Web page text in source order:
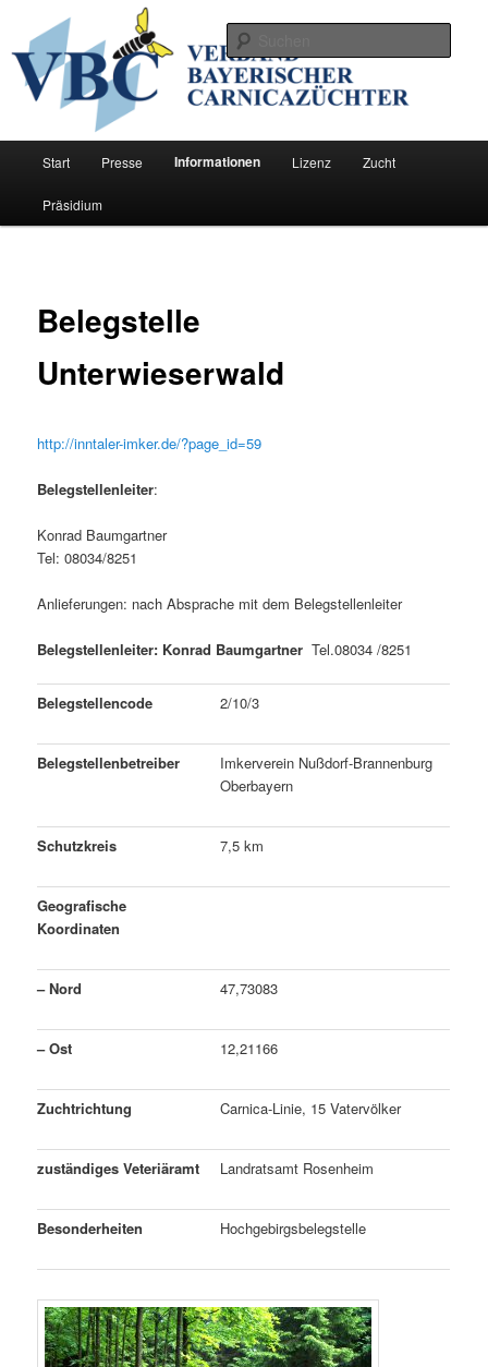
primären
Inhalt
springenVerband Bayerischer
Carnicazüchter
Förderung der Zucht der Bienenrasse Carnica in Bayern
Start Presse Informationen Lizenz Zucht
Präsidium
Belegstelle
Unterwieserwald
http://inntaler-imker.de/?page_id=59
Belegstellenleiter:
Konrad Baumgartner
Tel: 08034/8251
Anlieferungen: nach Absprache mit dem Belegstellenleiter
Belegstellenleiter: Konrad Baumgartner Tel.08034 /8251
Belegstellencode 2/10/3
Belegstellenbetreiber
Imkerverein Nußdorf-Brannenburg
Oberbayern
Schutzkreis 7,5 km
Geografische
Koordinaten
– Nord 47,73083
– Ost 12,21166
Zuchtrichtung Carnica-Linie, 15 Vatervölker
zuständiges Veteriäramt Landratsamt Rosenheim
Besonderheiten Hochgebirgsbelegstelle